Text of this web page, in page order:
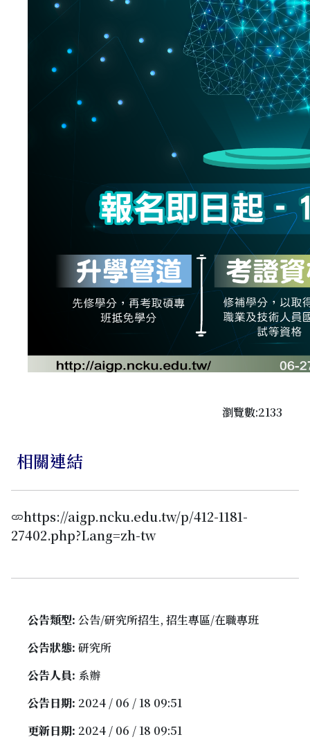
瀏覽數:2133
相關連結
https://aigp.ncku.edu.tw/p/412-1181-
27402.php?Lang=zh-tw
公告類型: 公告/研究所招生, 招生專區/在職專班
公告狀態: 研究所
公告人員: 系辦
公告日期: 2024 / 06 / 18 09:51
更新日期: 2024 / 06 / 18 09:51